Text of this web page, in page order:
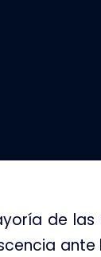
de las